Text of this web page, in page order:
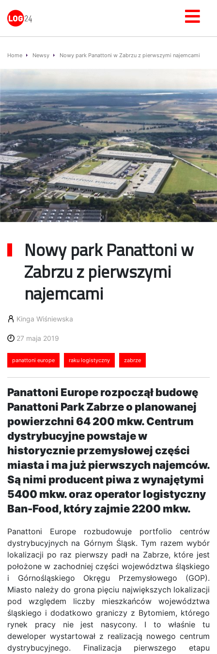
Home Newsy Nowy park Panattoni w Zabrzu z pierwszymi najemcami
Nowy park Panattoni w
Zabrzu z pierwszymi
najemcami
Kinga Wiśniewska
27 maja 2019
panattoni europe raku logistyczny zabrze
Panattoni Europe rozpoczął budowę
Panattoni Park Zabrze o planowanej
powierzchni 64 200 mkw. Centrum
dystrybucyjne powstaje w
historycznie przemysłowej części
miasta i ma już pierwszych najemców.
Są nimi producent piwa z wynajętymi
5400 mkw. oraz operator logistyczny
Ban-Food, który zajmie 2200 mkw.
Panattoni Europe rozbudowuje portfolio centrów
dystrybucyjnych na Górnym Śląsk. Tym razem wybór
lokalizacji po raz pierwszy padł na Zabrze, które jest
położone w zachodniej części województwa śląskiego
i Górnośląskiego Okręgu Przemysłowego (GOP).
Miasto należy do grona pięciu największych lokalizacji
pod względem liczby mieszkańców województwa
śląskiego i dodatkowo graniczy z Bytomiem, którego
rynek pracy nie jest nasycony. I to właśnie tu
deweloper wystartował z realizacją nowego centrum
dystrybucyjnego. Finalizacja pierwszego etapu